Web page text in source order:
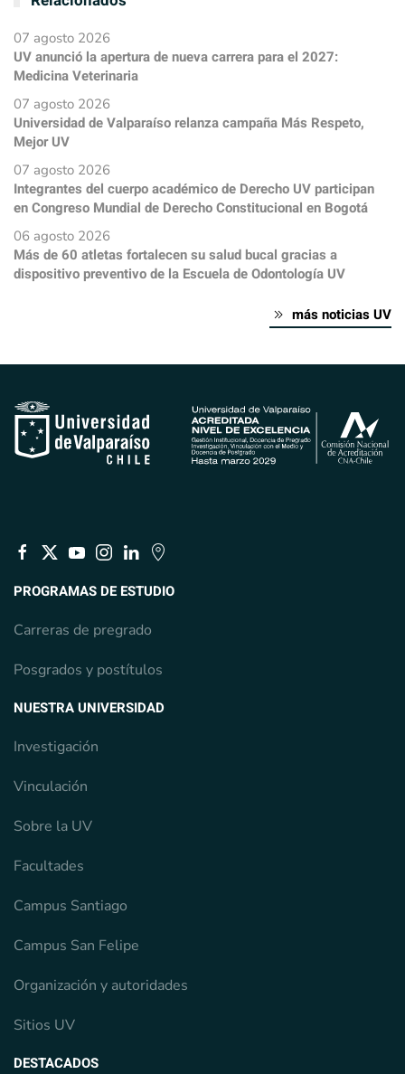
07 agosto 2026
UV anunció la apertura de nueva carrera para el 2027:
Medicina Veterinaria
07 agosto 2026
Universidad de Valparaíso relanza campaña Más Respeto,
Mejor UV
07 agosto 2026
Integrantes del cuerpo académico de Derecho UV participan
en Congreso Mundial de Derecho Constitucional en Bogotá
06 agosto 2026
Más de 60 atletas fortalecen su salud bucal gracias a
dispositivo preventivo de la Escuela de Odontología UV
más noticias UV
PROGRAMAS DE ESTUDIO
Carreras de pregrado
Posgrados y postítulos
NUESTRA UNIVERSIDAD
Investigación
Vinculación
Sobre la UV
Facultades
Campus Santiago
Campus San Felipe
Organización y autoridades
Sitios UV
DESTACADOS